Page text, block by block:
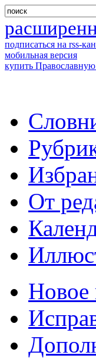
подписаться на rss-
мобильная версия
купить
От
Новое